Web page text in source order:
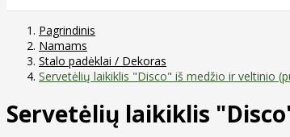
Pagrindinis
Namams
Stalo padėklai / Dekoras
Servetėlių laikiklis "Disco" iš medžio ir veltinio
Servetėlių laikiklis